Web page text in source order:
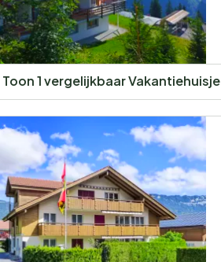
Toon 1 vergelijkbaar Vakantiehuisje